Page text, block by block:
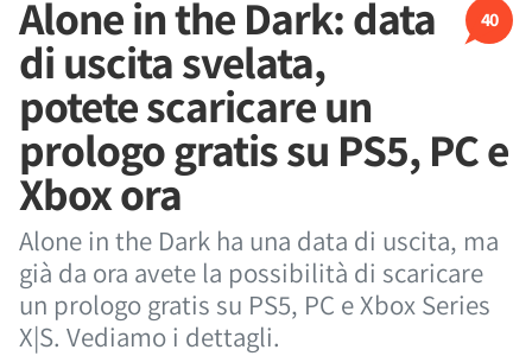
40
Alone in the Dark: data
di uscita svelata,
potete scaricare un
prologo gratis su PS5, PC e
Xbox ora
Alone in the Dark ha una data di uscita, ma
già da ora avete la possibilità di scaricare
un prologo gratis su PS5, PC e Xbox Series
X|S. Vediamo i dettagli.